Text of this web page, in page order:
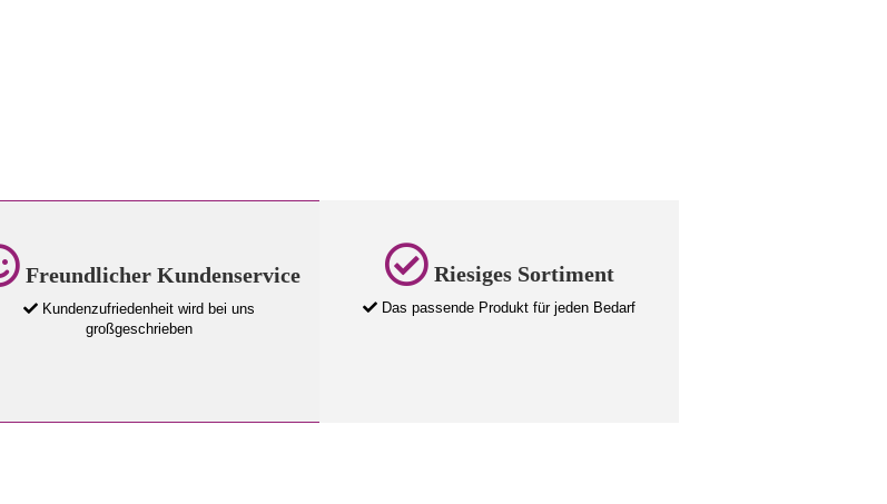
Freundlicher Kundenservice
Kundenzufriedenheit wird bei uns
großgeschrieben
Riesiges Sortiment
Das passende Produkt für jeden Bedarf